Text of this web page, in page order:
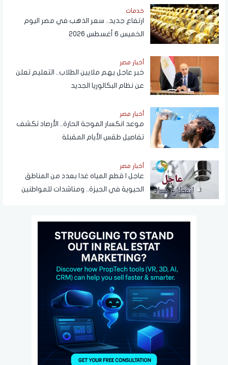
خدمات
ارتفاع جديد.. سعر الذهب في مصر اليوم
الخميس 6 أغسطس 2026
أخبار مصر
خبر عاجل يهم ملايين الطلاب.. التعليم تعلن
عن نظام البكالوريا الجديد
أخبار مصر
موعد انكسار الموجة الحارة.. الأرصاد تكشف
تفاصيل طقس الأيام المقبلة
أخبار مصر
عاجل | قطع المياه غدا بعدد من المناطق
الحيوية في الجيزة.. ومناشدات للمواطنين